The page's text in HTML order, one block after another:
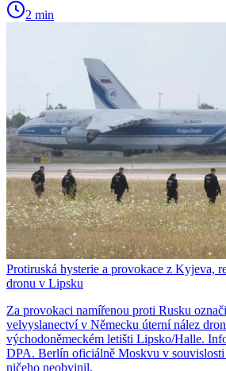
2 min
Protiruská hysterie a provokace z Kyjeva,
dronu v Lipsku
Za provokaci namířenou proti Rusku
velvyslanectví v Německu úterní nález
východoněmeckém letišti Lipsko/Halle.
DPA. Berlín oficiálně Moskvu v souvislosti
ničeho neobvinil.